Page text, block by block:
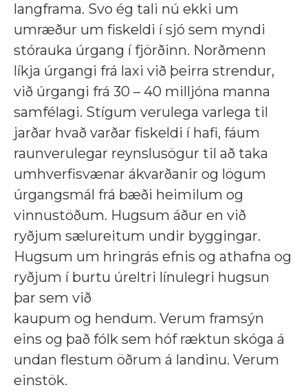
langframa. Svo ég tali nú ekki um
umræður um fiskeldi í sjó sem myndi
stórauka úrgang í fjörðinn. Norðmenn
líkja úrgangi frá laxi við þeirra strendur,
við úrgangi frá 30 – 40 milljóna manna
samfélagi. Stígum verulega varlega til
jarðar hvað varðar fiskeldi í hafi, fáum
raunverulegar reynslusögur til að taka
umhverfisvænar ákvarðanir og lögum
úrgangsmál frá bæði heimilum og
vinnustöðum. Hugsum áður en við
ryðjum sælureitum undir byggingar.
Hugsum um hringrás efnis og athafna og
ryðjum í burtu úreltri línulegri hugsun
þar sem við
kaupum og hendum. Verum framsýn
eins og það fólk sem hóf ræktun skóga á
undan flestum öðrum á landinu. Verum
einstök.